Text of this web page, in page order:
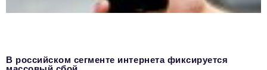
В российском сегменте интернета фиксируется